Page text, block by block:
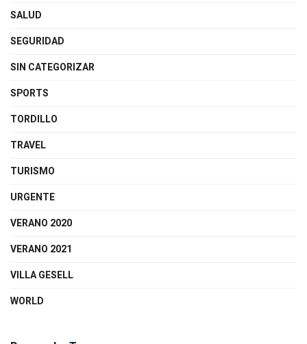
SALUD
SEGURIDAD
SIN CATEGORIZAR
SPORTS
TORDILLO
TRAVEL
TURISMO
URGENTE
VERANO 2020
VERANO 2021
VILLA GESELL
WORLD